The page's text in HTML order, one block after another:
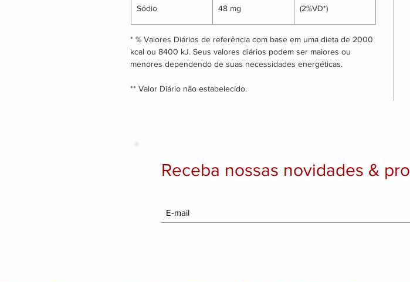
Sódio 48 mg (2%VD*)
* % Valores Diários de referência com base em uma dieta de 2000
kcal ou 8400 kJ. Seus valores diários podem ser maiores ou
menores dependendo de suas necessidades energéticas.
** Valor Diário não estabelecido.
Receba nossas novidades &